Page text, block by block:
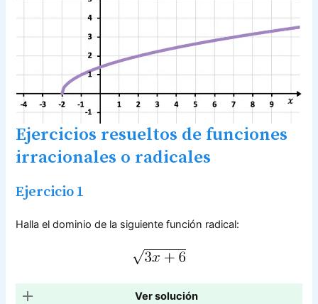
Ejercicios resueltos de funciones
irracionales o radicales
Ejercicio 1
Halla el dominio de la siguiente función radical:
Ver solución